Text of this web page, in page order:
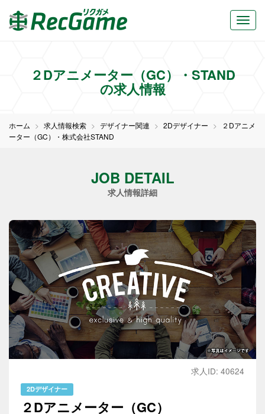
２Dアニメーター（GC）・STAND
の求人情報
ホーム 求人情報検索 デザイナー関連 2Dデザイナー
２Dアニメ
ーター（GC）・株式会社STAND
JOB DETAIL
求人情報詳細
求人ID: 40624
2Dデザイナー
２Dアニメーター（GC）